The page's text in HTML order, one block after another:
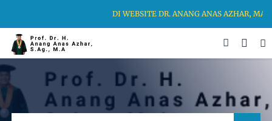
DI WEBSITE DR. ANANG ANAS AZHAR, MA,